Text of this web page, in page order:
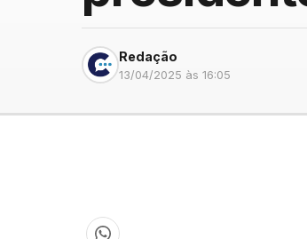
Redação
13/04/2025 às 16:05